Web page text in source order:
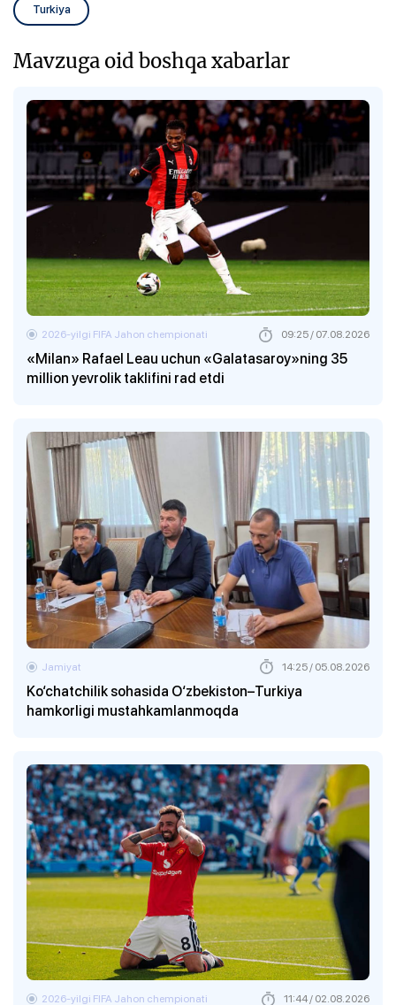
Turkiya
Mavzuga oid boshqa xabarlar
«Milan» Rafael Leau uchun «Galatasaroy»ning 35
million yevrolik taklifini rad etdi
2026-yilgi FIFA Jahon chempionati 09:25 / 07.08.2026
Ko‘chatchilik sohasida O‘zbekiston–Turkiya
hamkorligi mustahkamlanmoqda
Jamiyat 14:25 / 05.08.2026
2026-yilgi FIFA Jahon chempionati 11:44 / 02.08.2026